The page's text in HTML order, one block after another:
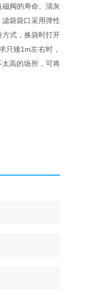
阀的寿命。清灰
袋袋口采用弹性
式，换袋时打开
只矮1m左右时，
高的场所，可将